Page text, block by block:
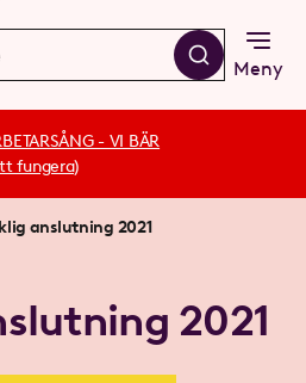
Meny
- VI BÄR
fungera)
anslutning 2021
2021